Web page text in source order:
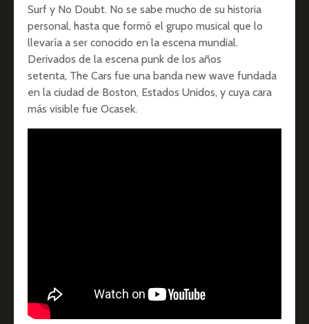
Surf y No Doubt. No se sabe mucho de su historia
personal, hasta que formó el grupo musical que lo
llevaría a ser conocido en la escena mundial.
Derivados de la escena punk de los años
setenta, The Cars fue una banda new wave fundada
en la ciudad de Boston, Estados Unidos, y cuya cara
más visible fue Ocasek.